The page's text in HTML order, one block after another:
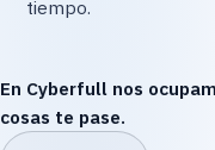
tiempo.
En Cyberfull nos
cosas te pase.